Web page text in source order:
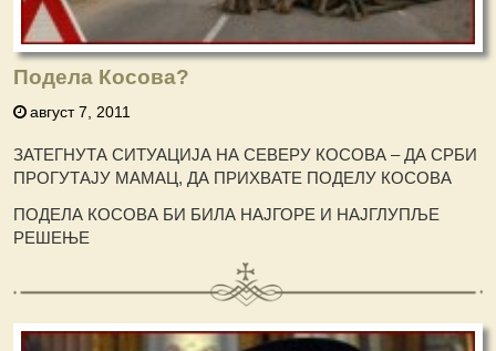
Подела Косова?
август 7, 2011
ЗАТЕГНУТА СИТУАЦИЈА НА СЕВЕРУ КОСОВА – ДА СРБИ
ПРОГУТАЈУ МАМАЦ, ДА ПРИХВАТЕ ПОДЕЛУ КОСОВА
ПОДЕЛА КОСОВА БИ БИЛА НАЈГОРЕ И НАЈГЛУПЉЕ
РЕШЕЊЕ